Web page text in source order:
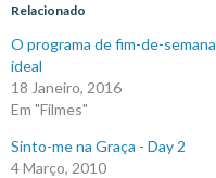
Relacionado
O programa de fim-de-semana
ideal
18 Janeiro, 2016
Em "Filmes"
Sinto-me na Graça - Day 2
4 Março, 2010